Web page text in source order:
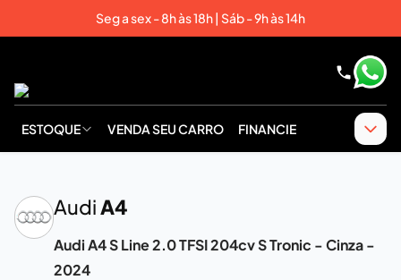
Seg a sex - 8h às 18h | Sáb - 9h às 14h
ESTOQUE VENDA SEU CARRO FINANCIE
AudiA4
Audi A4 S Line 2.0 TFSI 204cv S Tronic - Cinza -
2024